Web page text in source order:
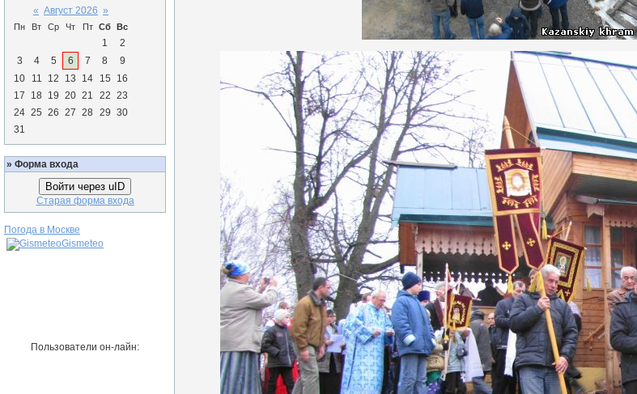
« Август 2026 »
Пн Вт Ср Чт Пт Сб Вс
1
2
3
4 5 6 7 8
9
10
11 12 13 14 15
16
17
18 19 20 21 22 23
24 25 26 27 28 29 30
31
» Форма входа
Войти через uID
Старая форма входа
Погода в Москве
Gismeteo
Пользователи он-лайн: